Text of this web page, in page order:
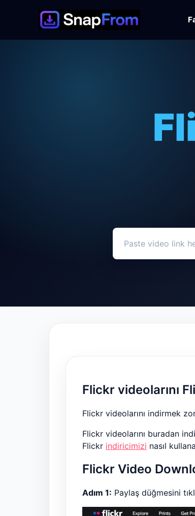
Flickr videolarını
Flickr videolarını indirmek
Flickr videolarını buradan
Flickr indiricimizi nasıl
Flickr Video
Adım 1: Paylaş düğmesini